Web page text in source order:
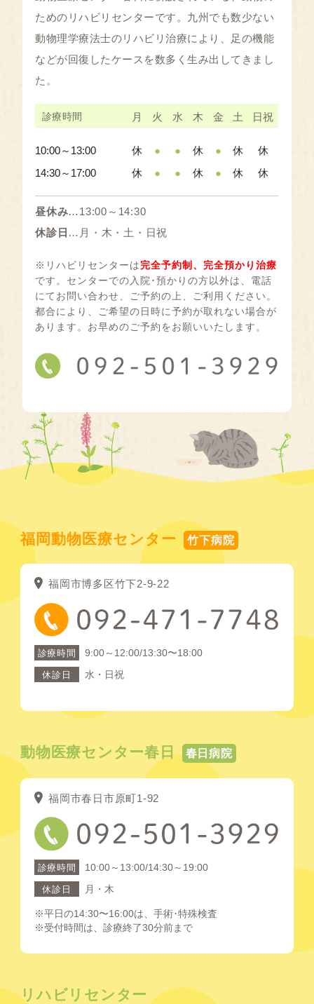
ためのリハビリセンターです。九州でも数少ない
動物理学療法士のリハビリ治療により、足の機能
などが回復したケースを数多く生み出してきまし
た。
診療時間 月 火 水 木 金 土 日祝
10:00～13:00 休 ● ● 休 ● 休
休
14:30～17:00
休 ● ● 休 ● 休 休
昼休み…13:00～14:30
休診日 …月・木・土・日祝
※リハビリセンターは完全予約制、完全預かり治療
です。センターでの入院･預かりの方以外は、電話
にてお問い合わせ、ご予約の上、ご利用ください。
都合により、ご希望の日時に予約が取れない場合が
あります。お早めのご予約をお願いいたします。
福岡動物医療センター 竹下病院
福岡市博多区竹下2-9-22
診療時間 9:00～12:00/13:30〜18:00
休診日 水・日祝
動物医療センター春日 春日病院
福岡市春日市原町1-92
診療時間 10:00～13:00/14:30～19:00
休診日 月・木
※平日の14:30〜16:00は、手術･特殊検査
※受付時間は、診療終了30分前まで
リハビリセンター